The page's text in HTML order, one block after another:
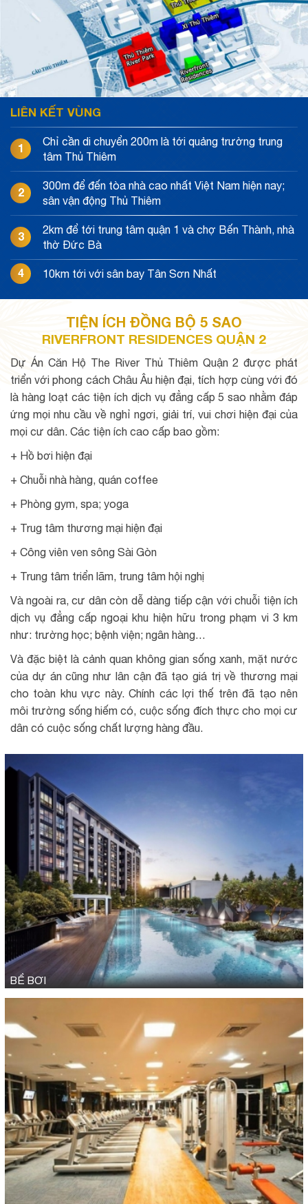
LIÊN KẾT VÙNG
1
Chỉ cần di chuyển 200m là tới quảng trường trung
tâm Thủ Thiêm
2
300m để đến tòa nhà cao nhất Việt Nam hiện nay;
sân vận động Thủ Thiêm
3
2km để tới trung tâm quận 1 và chợ Bến Thành, nhà
thờ Đức Bà
4 10km tới với sân bay Tân Sơn Nhất
TIỆN ÍCH ĐỒNG BỘ 5 SAO
RIVERFRONT RESIDENCES QUẬN 2
Dự Án Căn Hộ The River Thủ Thiêm Quận 2 được phát
triển với phong cách Châu Âu hiện đại, tích hợp cùng với đó
là hàng loạt các tiện ích dịch vụ đẳng cấp 5 sao nhằm đáp
ứng mọi nhu cầu về nghỉ ngơi, giải trí, vui chơi hiện đại của
mọi cư dân. Các tiện ích cao cấp bao gồm:
+ Hồ bơi hiện đại
+ Chuỗi nhà hàng, quán coffee
+ Phòng gym, spa; yoga
+ Trug tâm thương mại hiện đại
+ Công viên ven sông Sài Gòn
+ Trung tâm triển lãm, trung tâm hội nghị
Và ngoài ra, cư dân còn dễ dàng tiếp cận với chuỗi tiện ích
dịch vụ đẳng cấp ngoại khu hiện hữu trong phạm vi 3 km
như: trường học; bệnh viện; ngân hàng…
Và đặc biệt là cảnh quan không gian sống xanh, mặt nước
của dự án cũng như lân cận đã tạo giá trị về thương mại
cho toàn khu vực này. Chính các lợi thế trên đã tạo nên
môi trường sống hiếm có, cuộc sống đích thực cho mọi cư
dân có cuộc sống chất lượng hàng đầu.
BỂ BƠI